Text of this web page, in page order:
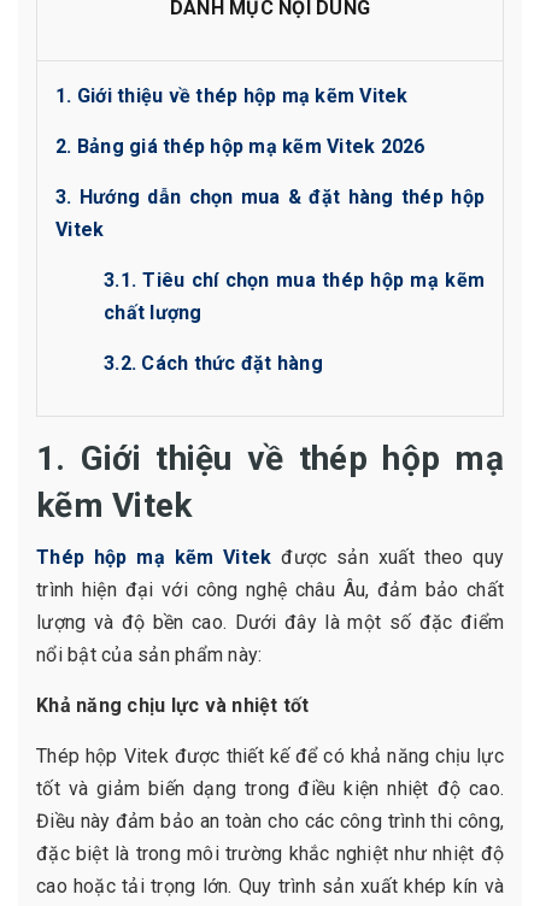
DANH MỤC NỘI DUNG
1. Giới thiệu về thép hộp mạ kẽm Vitek
2. Bảng giá thép hộp mạ kẽm Vitek 2026
3. Hướng dẫn chọn mua & đặt hàng thép hộp
Vitek
3.1. Tiêu chí chọn mua thép hộp mạ kẽm
chất lượng
3.2. Cách thức đặt hàng
1. Giới thiệu về thép hộp mạ
kẽm Vitek
Thép hộp mạ kẽm Vitek được sản xuất theo quy
trình hiện đại với công nghệ châu Âu, đảm bảo chất
lượng và độ bền cao. Dưới đây là một số đặc điểm
nổi bật của sản phẩm này:
Khả năng chịu lực và nhiệt tốt
Thép hộp Vitek được thiết kế để có khả năng chịu lực
tốt và giảm biến dạng trong điều kiện nhiệt độ cao.
Điều này đảm bảo an toàn cho các công trình thi công,
đặc biệt là trong môi trường khắc nghiệt như nhiệt độ
cao hoặc tải trọng lớn. Quy trình sản xuất khép kín và